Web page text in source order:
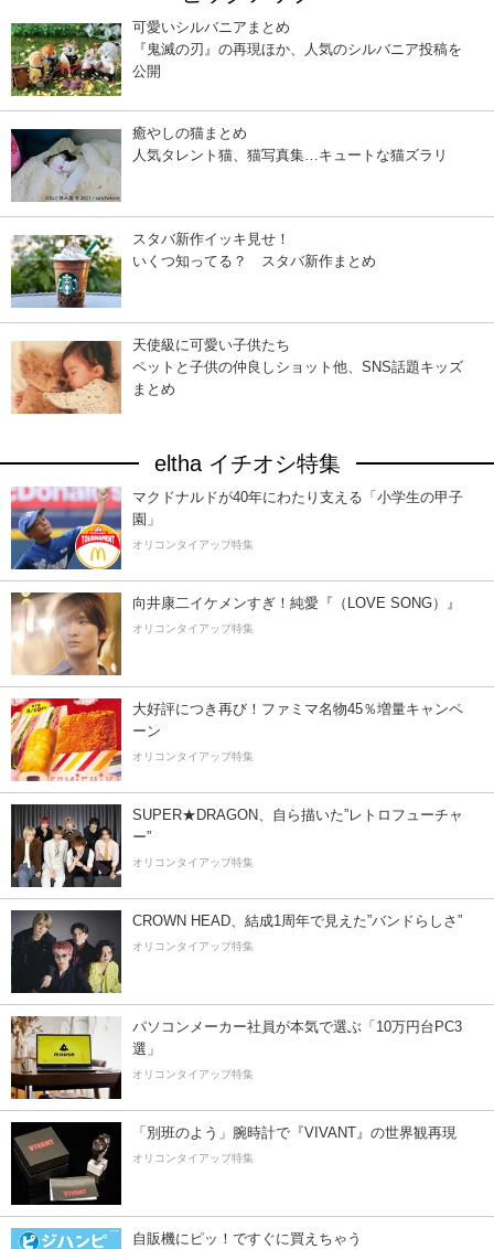
可愛いシルバニアまとめ
『鬼滅の刃』の再現ほか、人気のシルバニア投稿を
公開
癒やしの猫まとめ
人気タレント猫、猫写真集…キュートな猫ズラリ
スタバ新作イッキ見せ！
いくつ知ってる？ スタバ新作まとめ
天使級に可愛い子供たち
ペットと子供の仲良しショット他、SNS話題キッズ
まとめ
eltha イチオシ特集
マクドナルドが40年にわたり支える「小学生の甲子
園」
オリコンタイアップ特集
向井康二イケメンすぎ！純愛『（LOVE SONG）』
オリコンタイアップ特集
大好評につき再び！ファミマ名物45％増量キャンペ
ーン
オリコンタイアップ特集
SUPER★DRAGON、自ら描いた”レトロフューチャ
ー”
オリコンタイアップ特集
CROWN HEAD、結成1周年で見えた”バンドらしさ”
オリコンタイアップ特集
パソコンメーカー社員が本気で選ぶ「10万円台PC3
選」
オリコンタイアップ特集
「別班のよう」腕時計で『VIVANT』の世界観再現
オリコンタイアップ特集
自販機にピッ！ですぐに買えちゃう